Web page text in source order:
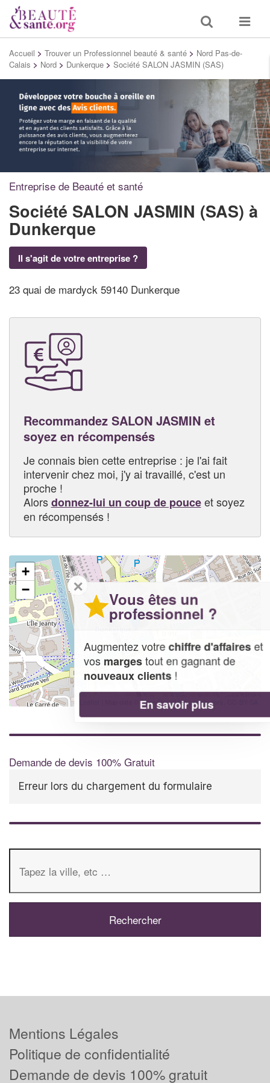
Toggle
search
Toggle
Accueil > Trouver un Professionnel beauté & santé > Nord Pas-de-
Calais > Nord > Dunkerque > Société SALON JASMIN (SAS)
Entreprise de Beauté et santé
Société SALON JASMIN (SAS) à
Dunkerque
Il s'agit de votre entreprise ?
23 quai de mardyck 59140 Dunkerque
Recommandez SALON JASMIN et
soyez en récompensés
Je connais bien cette entreprise : je l'ai fait
intervenir chez moi, j'y ai travaillé, c'est un
proche !
Alorsdonnez-lui un coup de pouceet soyez
en récompensés !
+
−
| Map data ©OpenStreetMap contributors,
Demande de devis 100% Gratuit
Erreur lors du chargement du formulaire
✕
Vous êtes un
professionnel ?
Augmentez votrechiffre d'affaireset
vosmargestout en gagnant de
nouveaux clients!
En savoir plus
Mentions Légales
Politique de confidentialité
Demande de devis 100% gratuit